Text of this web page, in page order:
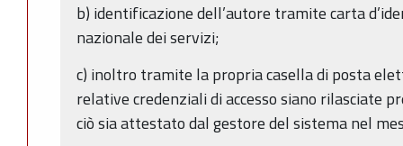
b) identificazione dell’autore tramite carta
nazionale dei servizi;
c) inoltro tramite la propria casella di posta
relative credenziali di accesso siano rilasciate
ciò sia attestato dal gestore del sistema nel